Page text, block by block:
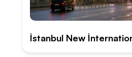
İstanbul New